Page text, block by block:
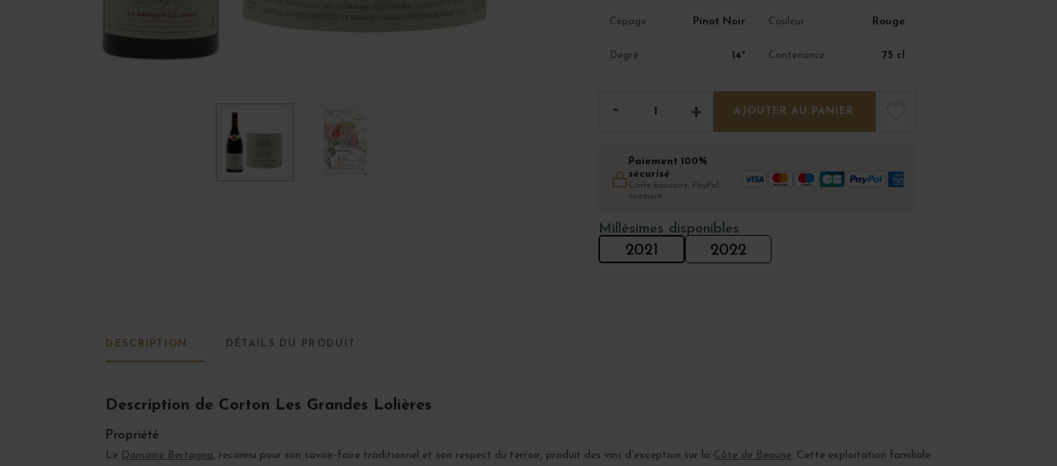
Cépage Pinot Noir Couleur Rouge
Degré 14° Contenance 75 cl
AJOUTER AU PANIER
Paiement 100%
sécurisé
Carte bancaire, PayPal,
virement
Millésimes disponibles
2021 2022
DESCRIPTION DÉTAILS DU PRODUIT
Description de Corton Les Grandes Lolières
Propriété
Le Domaine Bertagna, reconnu pour son savoir-faire traditionnel et son respect du terroir, produit des vins d’exception sur la Côte de Beaune. Cette exploitation familiale